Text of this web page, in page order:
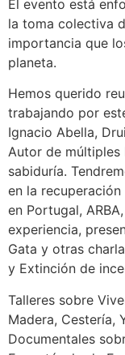
El evento está
la toma colectiva
importancia que
planeta.
Hemos querido
trabajando por
Ignacio Abella,
Autor de múltiples
sabiduría.
en la
en Portugal,
experiencia,
Gata y otras
y Extinción de
Talleres sobre
Madera, Cestería,
Documentales